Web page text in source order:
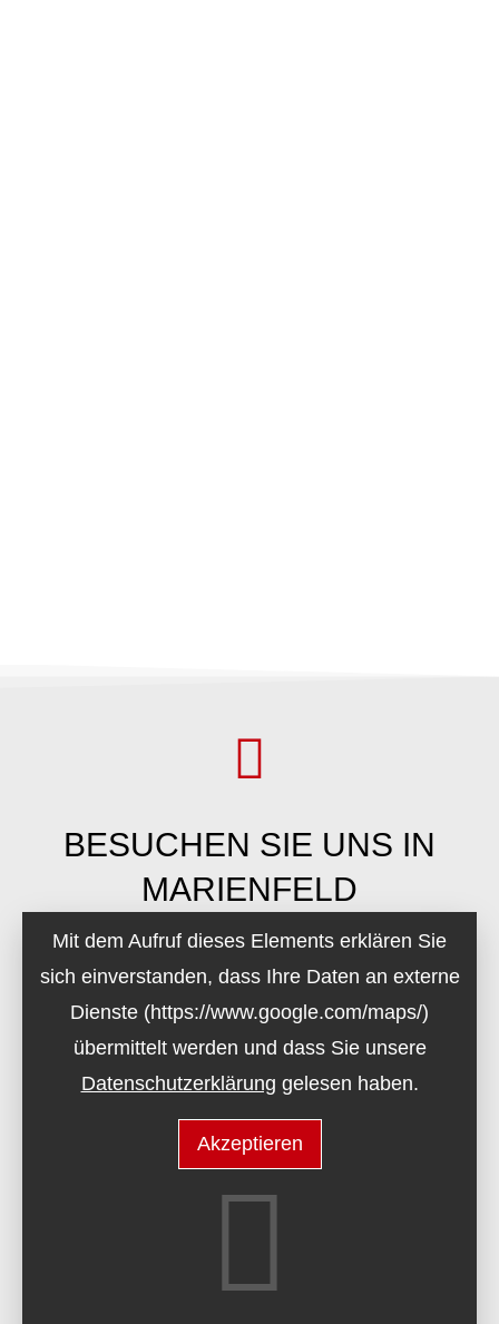
BESUCHEN SIE UNS IN
MARIENFELD
Mit dem Aufruf dieses Elements erklären Sie
sich einverstanden, dass Ihre Daten an externe
Dienste (https://www.google.com/maps/)
übermittelt werden und dass Sie unsere
Datenschutzerklärung gelesen haben.
Akzeptieren